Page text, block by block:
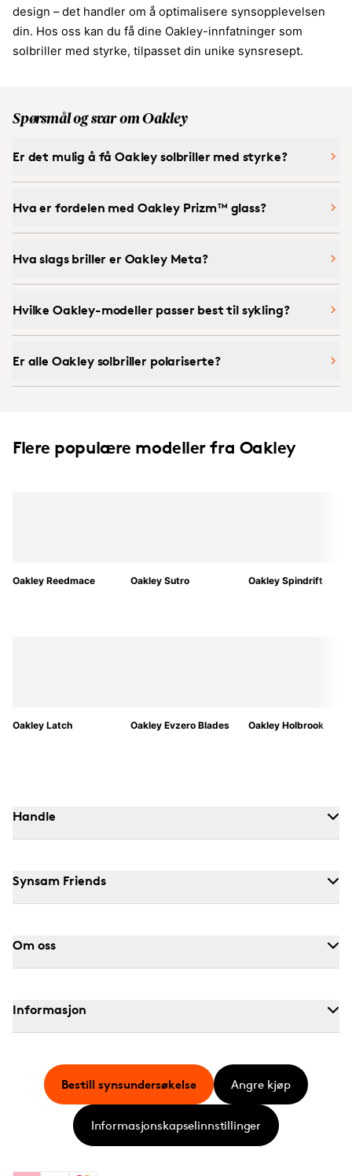
design – det handler om å optimalisere synsopplevelsen
din. Hos oss kan du få dine Oakley-innfatninger som
solbriller med styrke, tilpasset din unike synsresept.
Spørsmål og svar om Oakley
Er det mulig å få Oakley solbriller med styrke?
Hva er fordelen med Oakley Prizm™ glass?
Hva slags briller er Oakley Meta?
Hvilke Oakley-modeller passer best til sykling?
Er alle Oakley solbriller polariserte?
Flere populære modeller fra Oakley
Oakley Reedmace Oakley Sutro Oakley Spindrift
Oakley Latch Oakley Evzero Blades Oakley Holbrook
Handle
Synsam Friends
Om oss
Informasjon
Bestill synsundersøkelse Angre kjøp
Informasjonskapselinnstillinger